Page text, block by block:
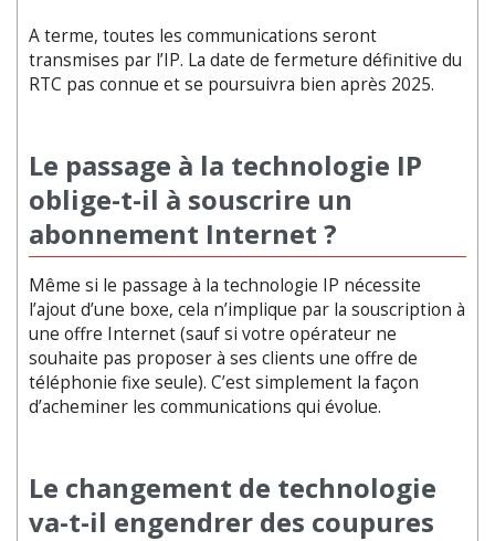
A terme, toutes les communications seront
transmises par l’IP. La date de fermeture définitive du
RTC pas connue et se poursuivra bien après 2025.
Le passage à la technologie IP
oblige-t-il à souscrire un
abonnement Internet ?
Même si le passage à la technologie IP nécessite
l’ajout d’une boxe, cela n’implique par la souscription à
une offre Internet (sauf si votre opérateur ne
souhaite pas proposer à ses clients une offre de
téléphonie fixe seule). C’est simplement la façon
d’acheminer les communications qui évolue.
Le changement de technologie
va-t-il engendrer des coupures